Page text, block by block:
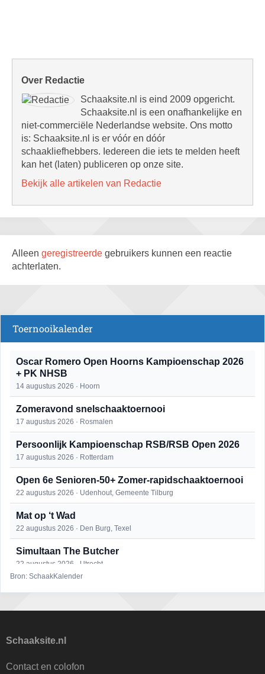
Over Redactie
Schaaksite.nl is eind 2009 opgericht.
Schaaksite.nl is een onafhankelijke en
niet-commerciële Nederlandse website. Ons motto
is: Schaaksite.nl is er vóór en dóór
schaakliefhebbers. Iedereen die iets te melden heeft
kan het (laten) publiceren op onze site.
Bekijk alle artikelen van Redactie
Alleen geregistreerde gebruikers kunnen een reactie
achterlaten.
Toernooikalender
Oscar Romero Open Hoorns Kampioenschap 2026
+ PK NHSB
14 augustus 2026 · Hoorn
Zomeravond snelschaaktoernooi
17 augustus 2026 · Rosmalen
Persoonlijk Kampioenschap RSB/RSB Open 2026
17 augustus 2026 · Rotterdam
Open 6e Senioren-50+ Zomer-rapidschaaktoernooi
22 augustus 2026 · Udenhout, Gemeente Tilburg
Mat op ‘t Wad
22 augustus 2026 · Den Burg, Texel
Simultaan The Butcher
22 augustus 2026 · Utrecht
25 augustus 2026 · Bunschoten-Spakenburg
27 augustus 2026 · Delft
Bron: SchaakKalender
Schaaksite.nl
Contact en colofon